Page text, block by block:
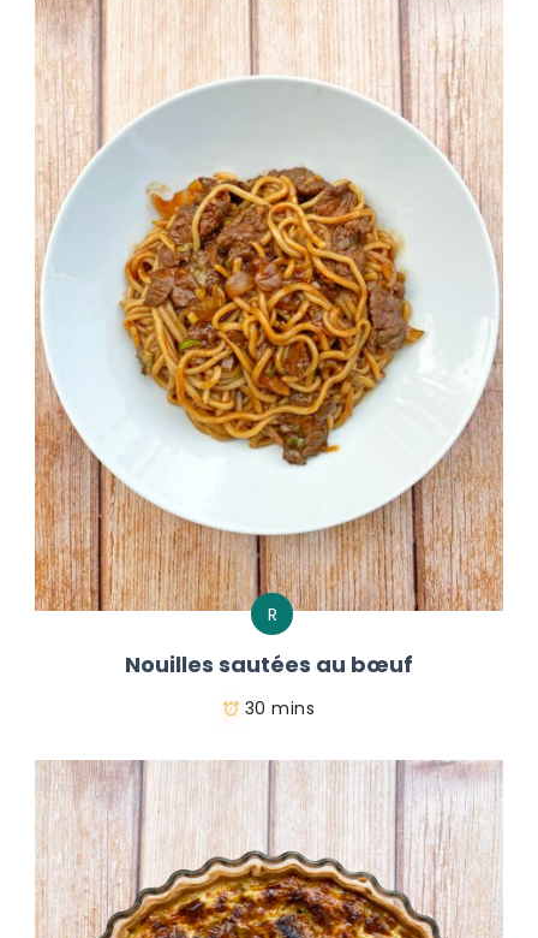
R
Nouilles sautées au bœuf
30 mins